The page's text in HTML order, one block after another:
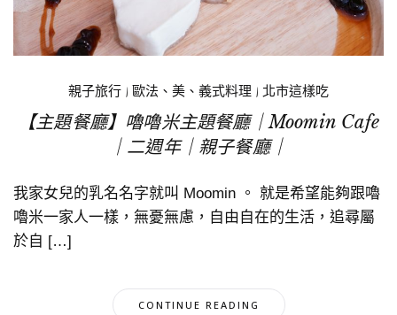
親子旅行 | 歐法、美、義式料理 | 北市這樣吃
【主題餐廳】嚕嚕米主題餐廳｜Moomin Cafe
｜二週年｜親子餐廳｜
我家女兒的乳名名字就叫 Moomin 。 就是希望能夠跟嚕
嚕米一家人一樣，無憂無慮，自由自在的生活，追尋屬
於自 […]
CONTINUE READING